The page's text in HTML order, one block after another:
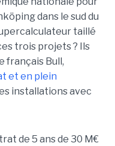
dans le sud du
taillé
trois projets ? Ils
français Bull,
et en plein
installations avec
de 5 ans de 30 M€